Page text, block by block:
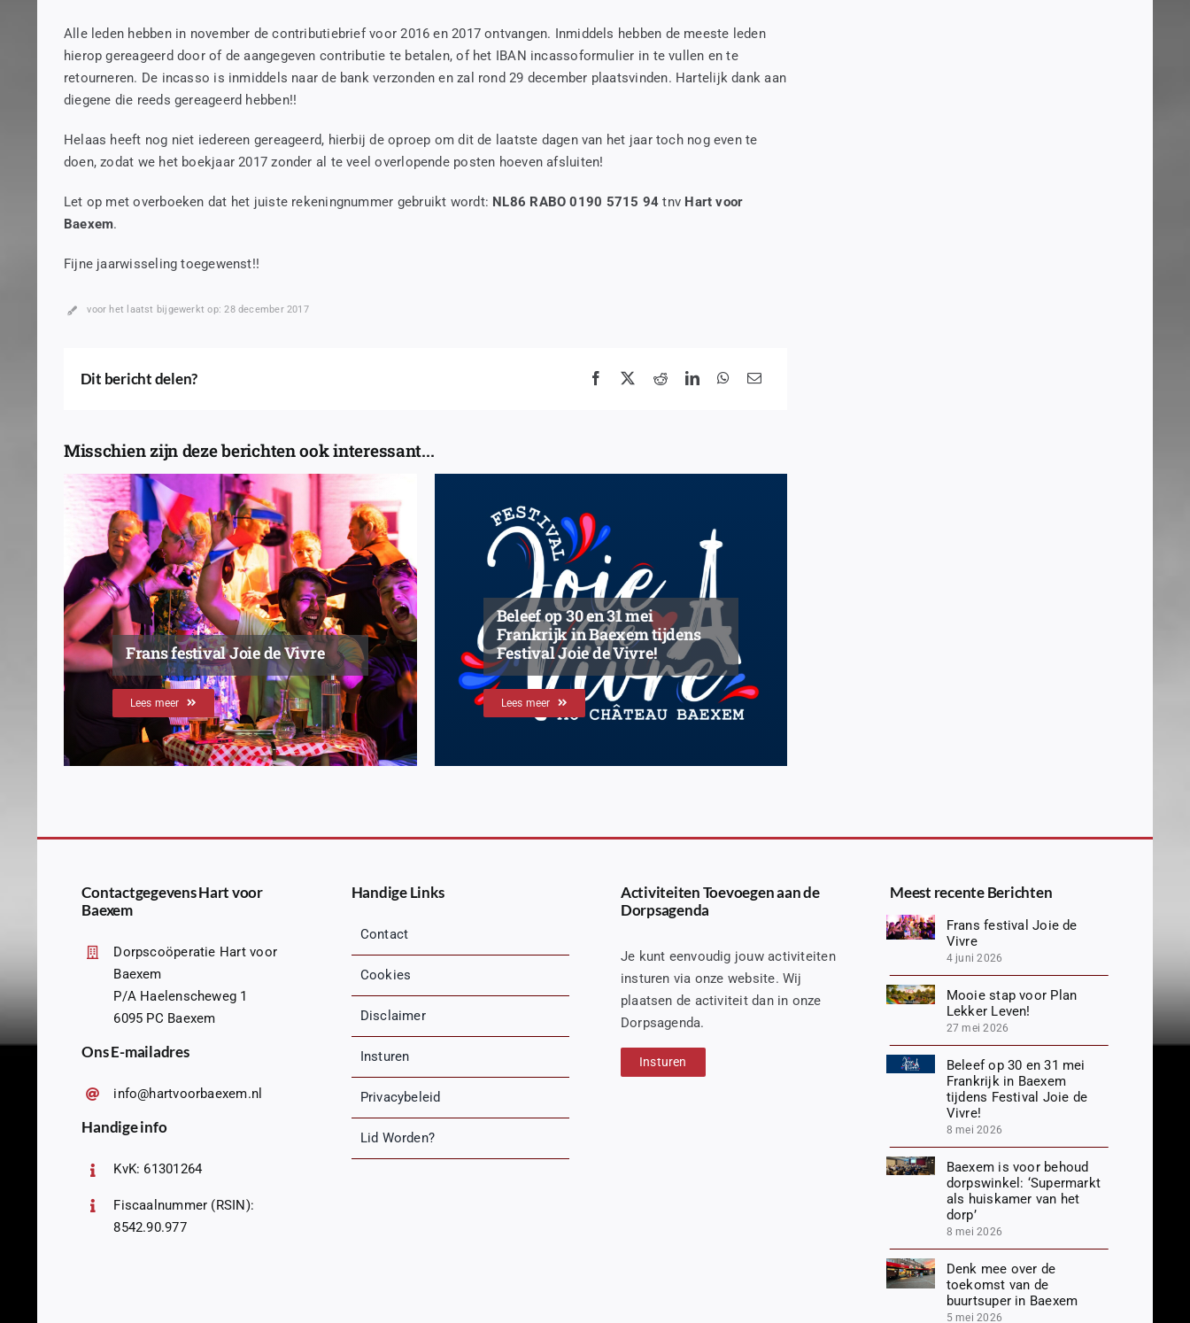
Alle leden hebben in november de contributiebrief voor 2016 en 2017 ontvangen. Inmiddels hebben de meeste leden
hierop gereageerd door of de aangegeven contributie te betalen, of het IBAN incassoformulier in te vullen en te
retourneren. De incasso is inmiddels naar de bank verzonden en zal rond 29 december plaatsvinden. Hartelijk dank aan
diegene die reeds gereageerd hebben!!
Helaas heeft nog niet iedereen gereageerd, hierbij de oproep om dit de laatste dagen van het jaar toch nog even te
doen, zodat we het boekjaar 2017 zonder al te veel overlopende posten hoeven afsluiten!
Let op met overboeken dat het juiste rekeningnummer gebruikt wordt: NL86 RABO 0190 5715 94tnv Hart voor
Baexem.
Fijne jaarwisseling toegewenst!!
voor het laatst bijgewerkt op: 28 december 2017
Dit bericht delen?
Misschien zijn deze berichten ook interessant...
Frans festival Joie de Vivre
Lees meer
Beleef op 30 en 31 mei
Frankrijk in Baexem tijdens
Festival Joie de Vivre!
Lees meer
Contactgegevens Hart voor
Baexem
Dorpscoöperatie Hart voor
Baexem
P/A Haelenscheweg 1
6095 PC Baexem
Ons E-mailadres
info@hartvoorbaexem.nl
Handige info
KvK: 61301264
Fiscaalnummer (RSIN):
8542.90.977
Handige Links
Contact
Cookies
Disclaimer
Insturen
Privacybeleid
Lid Worden?
Activiteiten Toevoegen aan de
Dorpsagenda
Je kunt eenvoudig jouw activiteiten
insturen via onze website. Wij
plaatsen de activiteit dan in onze
Dorpsagenda.
Insturen
Meest recente Berichten
Frans festival Joie de
Vivre
4 juni 2026
Mooie stap voor Plan
Lekker Leven!
27 mei 2026
Beleef op 30 en 31 mei
Frankrijk in Baexem
tijdens Festival Joie de
Vivre!
8 mei 2026
Baexem is voor behoud
dorpswinkel: ‘Supermarkt
als huiskamer van het
dorp’
8 mei 2026
Denk mee over de
toekomst van de
buurtsuper in Baexem
5 mei 2026